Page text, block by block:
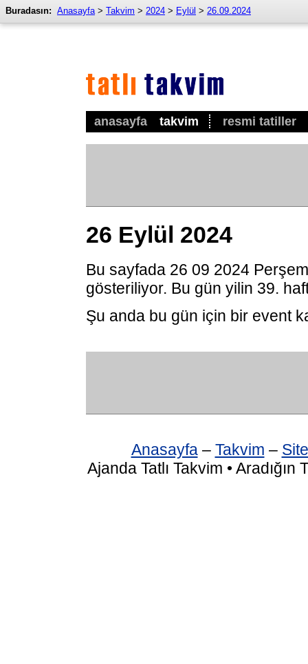
anasayfa takvim resmi tatiller
Buradasın: Anasayfa> Takvim > 2024 > Eylül > 26.09.2024
26 Eylül 2024
Bu sayfada 26 09 2024
gösteriliyor. Bu gün yilin 39.
Şu anda bu gün için bir event
Anasayfa– Takvim –
Ajanda Tatlı Takvim •